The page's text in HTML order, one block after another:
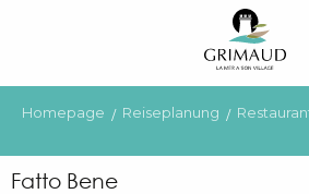
principal
Homepage Reiseplanung
Fatto Bene